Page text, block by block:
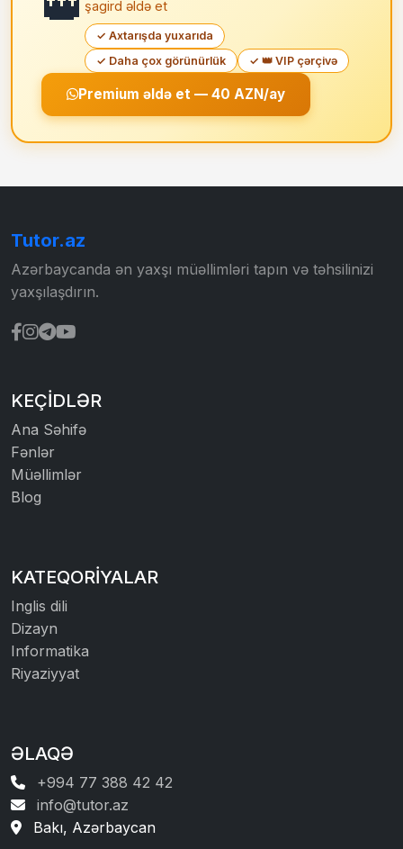
şagird əldə et
✓ Axtarışda yuxarıda
✓ Daha çox görünürlük
✓ 👑 VIP çərçivə
Premium əldə et — 40 AZN/ay
Tutor.az
Azərbaycanda ən yaxşı müəllimləri tapın və təhsilinizi
yaxşılaşdırın.
KEÇIDLƏR
Ana Səhifə
Fənlər
Müəllimlər
Blog
KATEQORIYALAR
Inglis dili
Dizayn
Informatika
Riyaziyyat
ƏLAQƏ
+994 77 388 42 42
info@tutor.az
Bakı, Azərbaycan